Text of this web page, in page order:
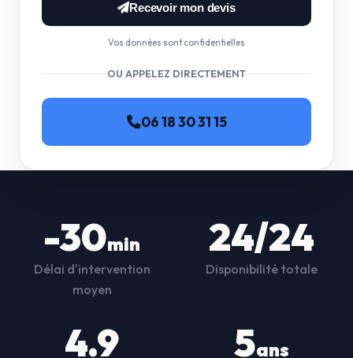
Recevoir mon devis
Vos données sont confidentielles
OU APPELEZ DIRECTEMENT
06 18 30 31 15
-30min
Délai d'intervention
moyen
24/24
Disponibilité totale
4.9 5ans